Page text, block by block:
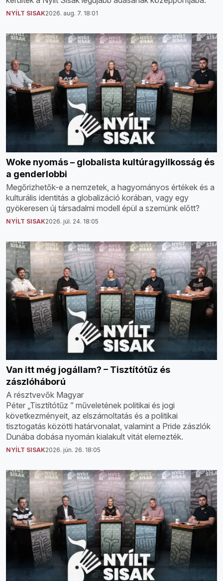
NYÍLT SISAK2026. aug. 7. 18:01
Woke nyomás – globalista kultúragyilkosság és
a genderlobbi
Megőrizhetők-e a nemzetek, a hagyományos értékek és a
kulturális identitás a globalizáció korában, vagy egy
gyökeresen új társadalmi modell épül a szemünk előtt?
NYÍLT SISAK2026. júl. 24. 18:05
Van itt még jogállam? – Tisztítótűz és
zászlóháború
A résztvevők Magyar
Péter „Tisztítótűz ” műveletének politikai és jogi
következményeit, az elszámoltatás és a politikai
tisztogatás közötti határvonalat, valamint a Pride zászlók
Dunába dobása nyomán kialakult vitát elemezték.
NYÍLT SISAK2026. jún. 26. 18:05